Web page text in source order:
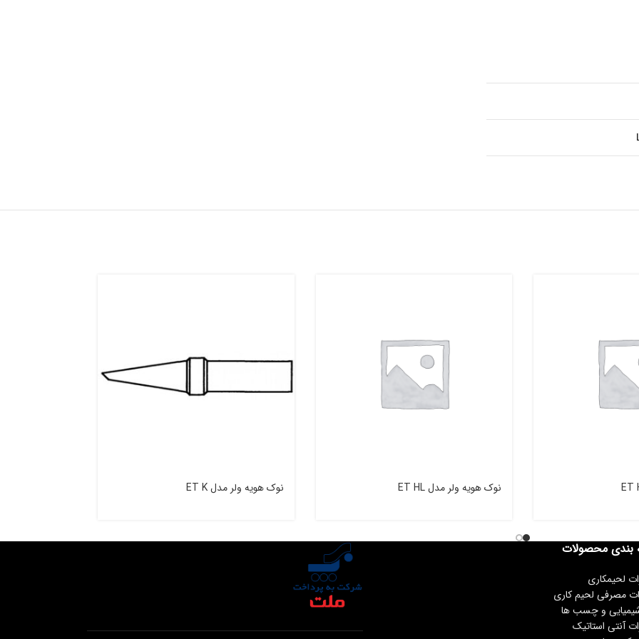
نوک هویه ولر مدل ET HL نوک هویه ولر مدل ET K
بندی محصولات
لحیمکاری
مصرفی لحیم کاری
و چسب ها
آنتی استاتیک